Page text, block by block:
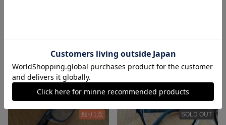
今日も良い日になーれ
4,000円
花開くビジュー
残り1点 SOLD OUT